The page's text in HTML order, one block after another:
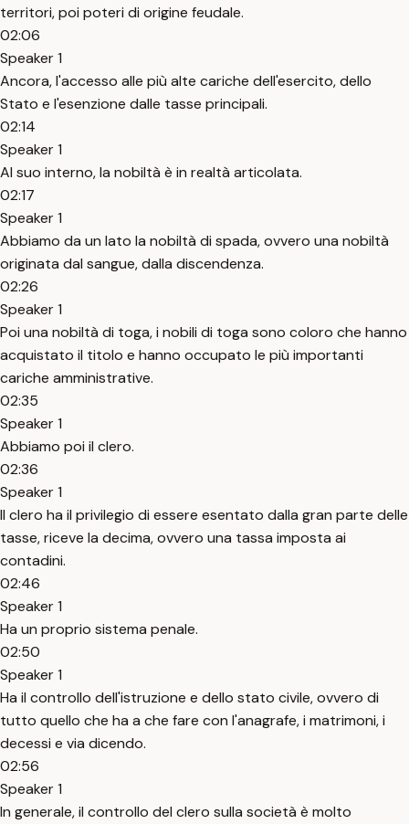
territori, poi poteri di origine feudale.
02:06
Speaker 1
Ancora, l'accesso alle più alte cariche dell'esercito, dello
Stato e l'esenzione dalle tasse principali.
02:14
Speaker 1
Al suo interno, la nobiltà è in realtà articolata.
02:17
Speaker 1
Abbiamo da un lato la nobiltà di spada, ovvero una nobiltà
originata dal sangue, dalla discendenza.
02:26
Speaker 1
Poi una nobiltà di toga, i nobili di toga sono coloro che hanno
acquistato il titolo e hanno occupato le più importanti
cariche amministrative.
02:35
Speaker 1
Abbiamo poi il clero.
02:36
Speaker 1
Il clero ha il privilegio di essere esentato dalla gran parte delle
tasse, riceve la decima, ovvero una tassa imposta ai
contadini.
02:46
Speaker 1
Ha un proprio sistema penale.
02:50
Speaker 1
Ha il controllo dell'istruzione e dello stato civile, ovvero di
tutto quello che ha a che fare con l'anagrafe, i matrimoni, i
decessi e via dicendo.
02:56
Speaker 1
In generale, il controllo del clero sulla società è molto